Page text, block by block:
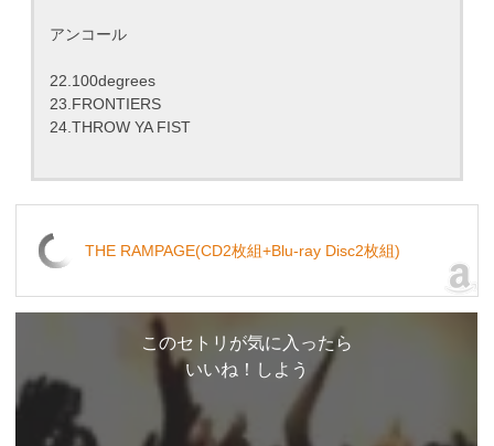
アンコール
22.100degrees
23.FRONTIERS
24.THROW YA FIST
THE RAMPAGE(CD2枚組+Blu-ray Disc2枚組)
このセトリが気に入ったら
いいね！しよう